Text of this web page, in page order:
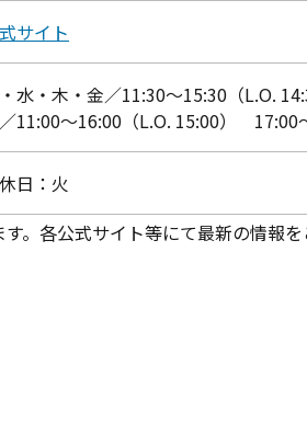
サイト
水・木・金／11:30～15:30（L.O.
11:00～16:00（L.O. 15:00） 17:00
日：火
。各公式サイト等にて最新の情報を